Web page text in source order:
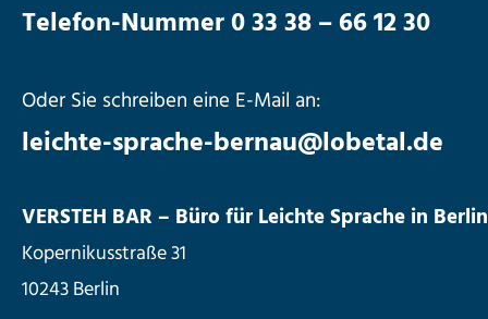
Telefon-Nummer 0 33 38 – 66 12 30
Oder Sie schreiben eine E-Mail an:
leichte-sprache-bernau@lobetal.de
VERSTEH BAR – Büro für Leichte Sprache in Berlin
Kopernikusstraße 31
10243 Berlin